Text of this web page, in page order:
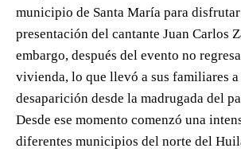
municipio de Santa María para
presentación del cantante Juan Carlos
embargo, después del evento no
vivienda, lo que llevó a sus familiares a
desaparición desde la madrugada del
Desde ese momento comenzó una
diferentes municipios del norte del